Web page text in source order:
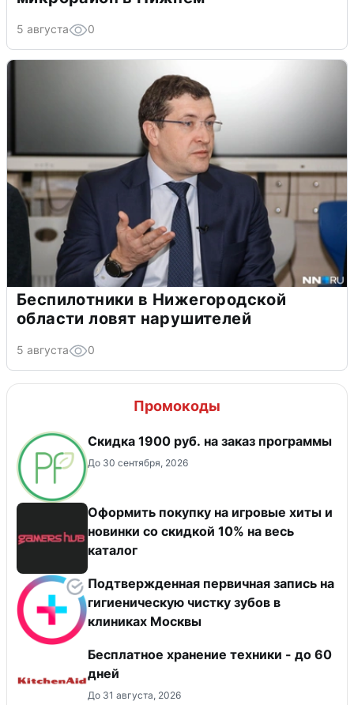
5 августа 0
Беспилотники в Нижегородской
области ловят нарушителей
5 августа 0
Промокоды
Скидка 1900 руб. на заказ программы
До 30 сентября, 2026
Оформить покупку на игровые хиты и
новинки со скидкой 10% на весь
каталог
Подтвержденная первичная запись на
гигиеническую чистку зубов в
клиниках Москвы
Бесплатное хранение техники - до 60
дней
До 31 августа, 2026